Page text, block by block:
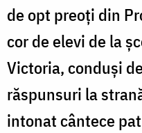
de opt preoţi din
cor de elevi de la
Victoria, conduși
răspunsuri la
intonat cântece